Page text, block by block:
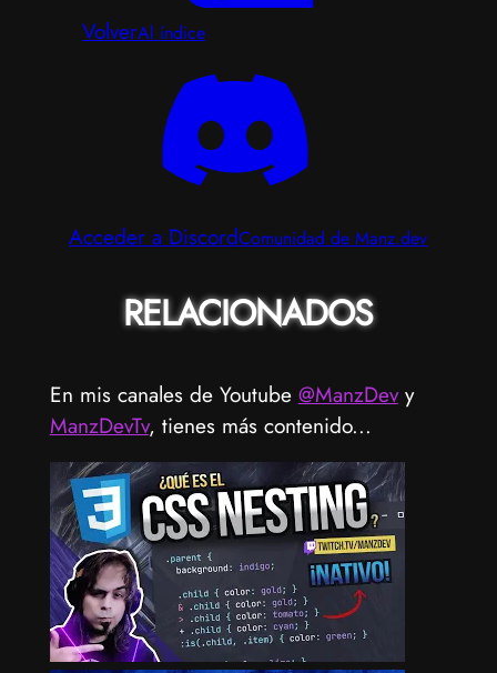
VolverAl índice
Acceder a DiscordComunidad de Manz.dev
RELACIONADOS
En mis canales de Youtube @ManzDevy
ManzDevTv, tienes más contenido...